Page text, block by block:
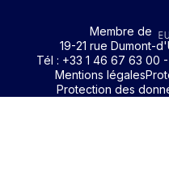
Membre de
19-21 rue Dumont-
Tél : +33 1 46 67 63 00
Mentions légales
Protection des